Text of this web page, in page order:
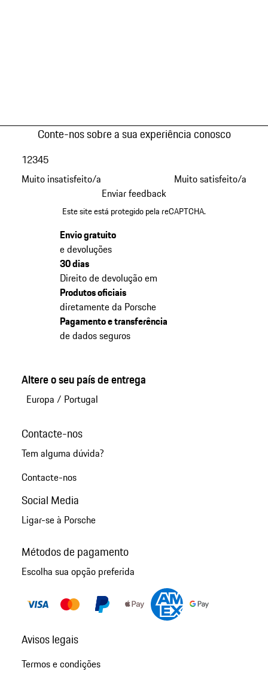
Conte-nos sobre a sua experiência conosco
Muito insatisfeito/a
12345
Muito satisfeito/a
Enviar feedback
Este site está protegido pela reCAPTCHA.
Envio gratuito
e devoluções
30 dias
Direito de devolução em
Produtos oficiais
diretamente da Porsche
Pagamento e transferência
de dados seguros
Altere o seu país de entrega
Europa / Portugal
Contacte-nos
Tem alguma dúvida?
Contacte-nos
Social Media
Ligar-se à Porsche
Métodos de pagamento
Escolha sua opção preferida
Avisos legais
Termos e condições